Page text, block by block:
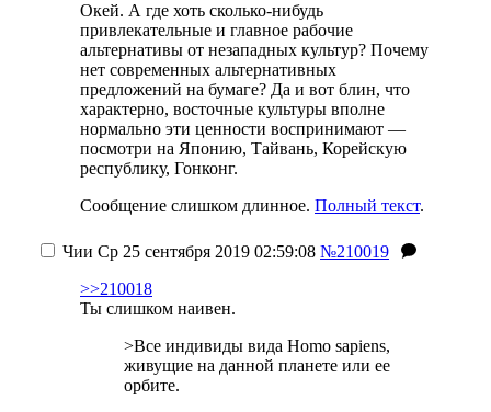
Окей. А где хоть сколько-нибудь
привлекательные и главное рабочие
альтернативы от незападных культур? Почему
нет современных альтернативных
предложений на бумаге? Да и вот блин, что
характерно, восточные культуры вполне
нормально эти ценности воспринимают —
посмотри на Японию, Тайвань, Корейскую
республику, Гонконг.
Сообщение слишком длинное. Полный текст.
Чии Ср 25 сентября 2019 02:59:08 №210019
>>210018
Ты слишком наивен.
>Все индивиды вида Homo sapiens,
живущие на данной планете или ее
орбите.